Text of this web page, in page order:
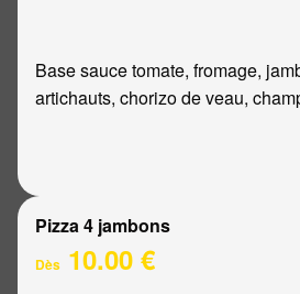
Base sauce tomate, fromage,
artichauts, chorizo de veau,
Pizza 4 jambons
Dès 10.00 €